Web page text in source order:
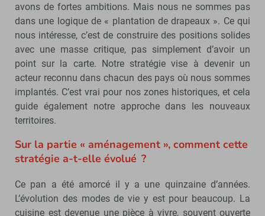
avons de fortes ambitions. Mais nous ne sommes pas
dans une logique de « plantation de drapeaux ». Ce qui
nous intéresse, c’est de construire des positions solides
avec une masse critique, pas simplement d’avoir un
point sur la carte. Notre stratégie vise à devenir un
acteur reconnu dans chacun des pays où nous sommes
implantés. C’est vrai pour nos zones historiques, et cela
guide également notre approche dans les nouveaux
territoires.
Sur la partie « aménagement », comment cette
stratégie a-t-elle évolué ?
Ce pan a été amorcé il y a une quinzaine d’années.
L’évolution des modes de vie y est pour beaucoup. La
cuisine est devenue une pièce à vivre, souvent ouverte